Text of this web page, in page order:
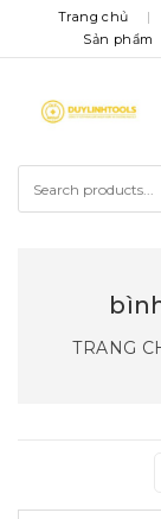
Trang chủ
Sản phẩm
TRANG